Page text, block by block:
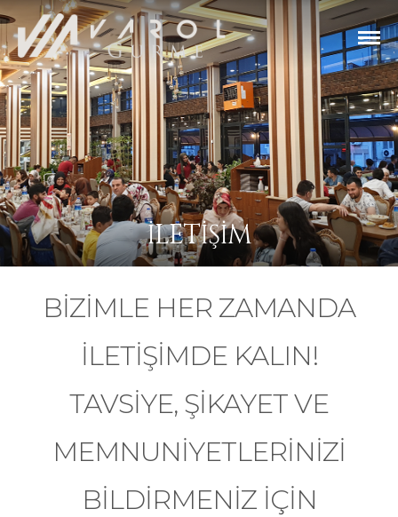
İLETIŞIM
BIZIMLE HER ZAMANDA
ILETIŞIMDE KALIN!
TAVSIYE, ŞIKAYET VE
MEMNUNIYETLERINIZI
BILDIRMENIZ IÇIN